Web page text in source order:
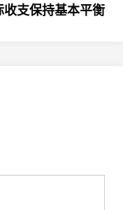
收支保持基本平衡